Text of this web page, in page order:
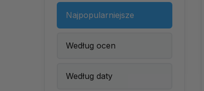
Najpopularniejsze
Według ocen
Według daty